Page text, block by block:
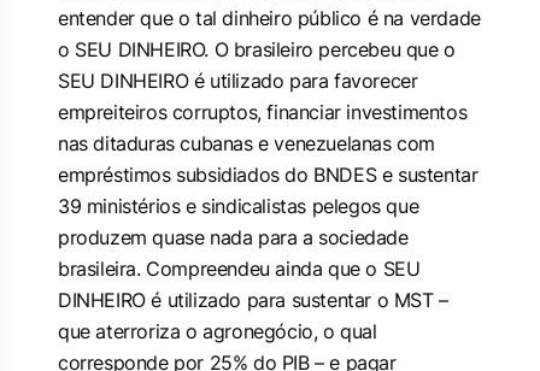
entender que o tal dinheiro público é na verdade
o SEU DINHEIRO. O brasileiro percebeu que o
SEU DINHEIRO é utilizado para favorecer
empreiteiros corruptos, financiar investimentos
nas ditaduras cubanas e venezuelanas com
empréstimos subsidiados do BNDES e sustentar
39 ministérios e sindicalistas pelegos que
produzem quase nada para a sociedade
brasileira. Compreendeu ainda que o SEU
DINHEIRO é utilizado para sustentar o MST –
que aterroriza o agronegócio, o qual
corresponde por 25% do PIB – e pagar